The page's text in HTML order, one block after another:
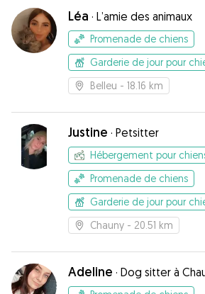
passé. Suki s'est bien
jardin. Excellente Dog-
yeux fermés :)”
Léa · L’amie des animaux
Promenade de chiens
Garderie de jour pour
Belleu - 18.16 km
Justine · Petsitter
Hébergement pour
Promenade de chiens
Garderie de jour pour
Chauny - 20.51 km
Adeline · Dog sitter à